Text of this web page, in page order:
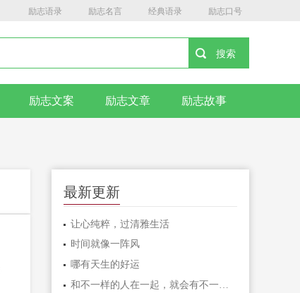
励志语录 励志名言 经典语录 励志口号
励志文案 励志文章 励志故事
最新更新
让心纯粹，过清雅生活
时间就像一阵风
哪有天生的好运
和不一样的人在一起，就会有不一样的人生